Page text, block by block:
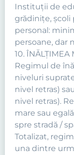
Instituţii de
grădiniţe, şcoli
personal:
persoane, dar
10. ÎNĂLŢIMEA
Regimul de
niveluri
nivel retras)
nivel retras).
mare sau
spre stradă /
Totalizat,
una dintre